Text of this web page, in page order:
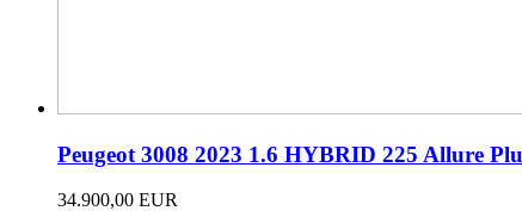
Peugeot 3008 2023 1.6 HYBRID 225 Allure
34.900,00 EUR